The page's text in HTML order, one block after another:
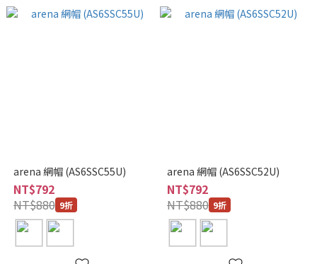
arena 網帽 (AS6SSC55U)
NT$792
NT$880 9折
arena 網帽 (AS6SSC52U)
NT$792
NT$880 9折